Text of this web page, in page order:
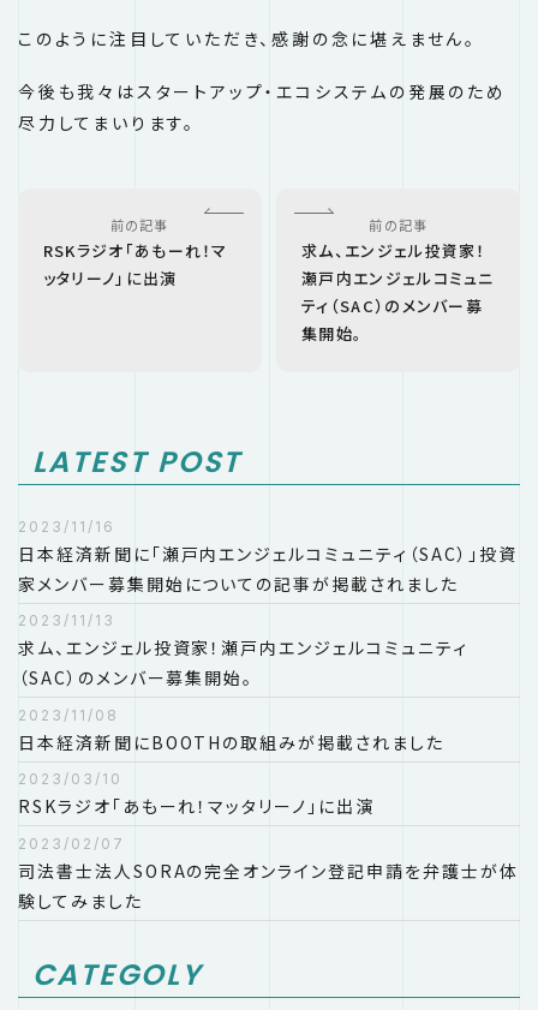
このように注目していただき、感謝の念に堪えません。
今後も我々はスタートアップ・エコシステムの発展のため
尽力してまいります。
前の記事
RSKラジオ「あもーれ！マ
ッタリーノ」に出演
前の記事
求ム、エンジェル投資家！
瀬戸内エンジェルコミュニ
ティ（SAC）のメンバー募
集開始。
LATEST POST
2023/11/16
日本経済新聞に「瀬戸内エンジェルコミュニティ（SAC）」投資
家メンバー募集開始についての記事が掲載されました
2023/11/13
求ム、エンジェル投資家！瀬戸内エンジェルコミュニティ
（SAC）のメンバー募集開始。
2023/11/08
日本経済新聞にBOOTHの取組みが掲載されました
2023/03/10
RSKラジオ「あもーれ！マッタリーノ」に出演
2023/02/07
司法書士法人SORAの完全オンライン登記申請を弁護士が体
験してみました
CATEGOLY